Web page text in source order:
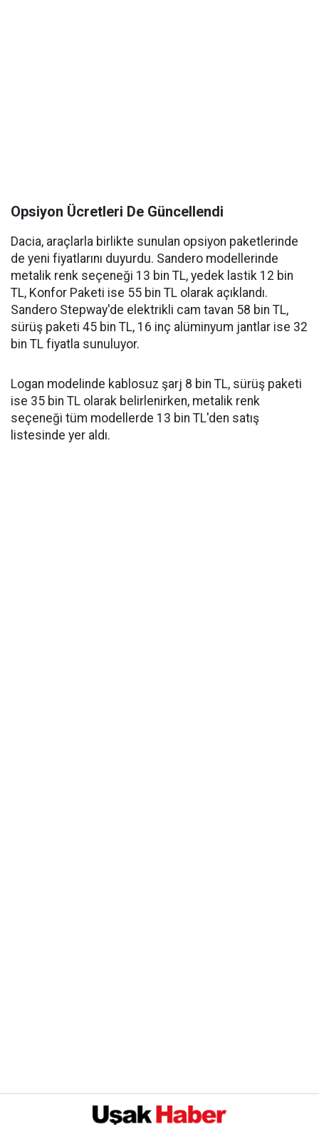
Opsiyon Ücretleri De Güncellendi
Dacia, araçlarla birlikte sunulan opsiyon paketlerinde
de yeni fiyatlarını duyurdu. Sandero modellerinde
metalik renk seçeneği 13 bin TL, yedek lastik 12 bin
TL, Konfor Paketi ise 55 bin TL olarak açıklandı.
Sandero Stepway'de elektrikli cam tavan 58 bin TL,
sürüş paketi 45 bin TL, 16 inç alüminyum jantlar ise 32
bin TL fiyatla sunuluyor.
Logan modelinde kablosuz şarj 8 bin TL, sürüş paketi
ise 35 bin TL olarak belirlenirken, metalik renk
seçeneği tüm modellerde 13 bin TL'den satış
listesinde yer aldı.